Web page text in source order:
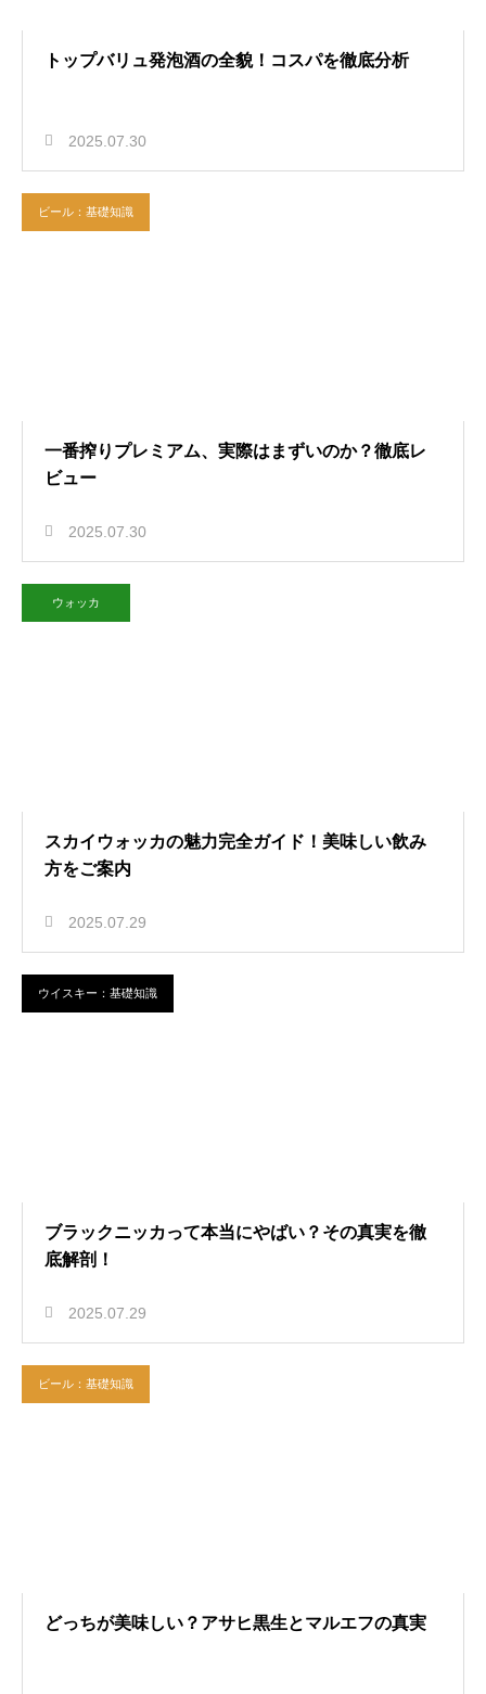
トップバリュ発泡酒の全貌！コスパを徹底分析
2025.07.30
ビール：基礎知識
一番搾りプレミアム、実際はまずいのか？徹底レ
ビュー
2025.07.30
ウォッカ
スカイウォッカの魅力完全ガイド！美味しい飲み
方をご案内
2025.07.29
ウイスキー：基礎知識
ブラックニッカって本当にやばい？その真実を徹
底解剖！
2025.07.29
ビール：基礎知識
どっちが美味しい？アサヒ黒生とマルエフの真実